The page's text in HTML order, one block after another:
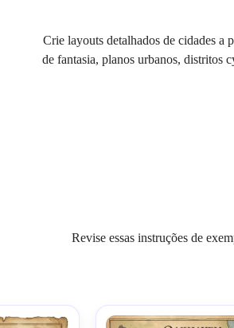
Crie layouts detalhados de cidades a
de fantasia, planos urbanos, distritos
Revise essas instruções de